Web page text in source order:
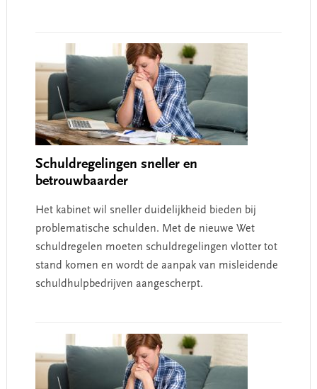
Schuldregelingen sneller en
betrouwbaarder
Het kabinet wil sneller duidelijkheid bieden bij
problematische schulden. Met de nieuwe Wet
schuldregelen moeten schuldregelingen vlotter tot
stand komen en wordt de aanpak van misleidende
schuldhulpbedrijven aangescherpt.